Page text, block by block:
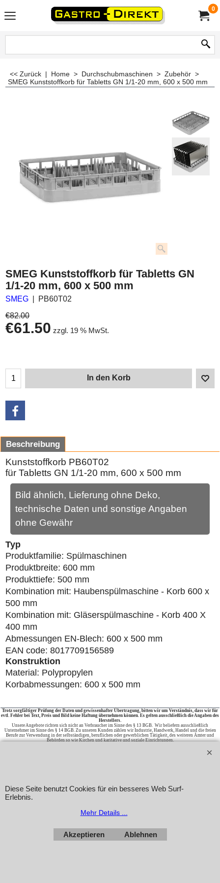
0
<< Zurück | Home > Durchschubmaschinen > Zubehör >
SMEG Kunststoffkorb für Tabletts GN 1/1-20 mm, 600 x 500 mm
SMEG Kunststoffkorb für Tabletts GN
1/1-20 mm, 600 x 500 mm
SMEG
PB60T02
€82.00
€61.50 zzgl. 19 % MwSt.
In den Korb
Beschreibung
Kunststoffkorb PB60T02
für Tabletts GN 1/1-20 mm, 600 x 500 mm
Bild ähnlich, Lieferung ohne Deko,
technische Daten und sonstige Angaben
ohne Gewähr
Typ
Produktfamilie: Spülmaschinen
Produktbreite: 600 mm
Produkttiefe: 500 mm
Kombination mit: Haubenspülmaschine - Korb 600 x
500 mm
Kombination mit: Gläserspülmaschine - Korb 400 X
400 mm
Abmessungen EN-Blech: 600 x 500 mm
EAN code: 8017709156589
Konstruktion
Material: Polypropylen
Korbabmessungen: 600 x 500 mm
Trotz sorgfältiger Prüfung der Daten und gewissenhafter Übertragung, bitten wir um Verständnis, dass wir für
evtl. Fehler bei Text, Preis und Bild keine Haftung übernehmen können. Es gelten ausschließlich die Angaben des
Herstellers.
Unsere Angebote richten sich nicht an Verbraucher im Sinne des § 13 BGB. Wir beliefern ausschließlich
Unternehmer im Sinne des § 14 BGB. Zu unseren Kunden zählen wir Industrie, Handwerk, Handel und die freien
Berufe zur Verwendung in der selbständigen, beruflichen oder gewerblichen Tätigkeit, des weiteren Ämter und
Behörden so wie Kirchen und karitative und soziale Einrichtungen.
Auf Rechnung beliefern wir ausschließlich Ämter und Behörden, Vereine, öffentliche Einrichtungen, wie Schulen,
Diese Seite benutzt Cookies für ein besseres Web Surf-
Erlebnis.
Mehr Details ...
Akzeptieren Ablehnen